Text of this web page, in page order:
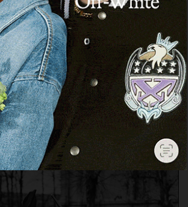
Chi non l’ha mai fatto?C’è chi mi
“Vecchioni”, ché Becciu è
i poeti improvvisatori se ne davano di
per le rime. Come i due ozieresi,
prima generazione: Cubeddu e
diminutivo di cuba, allude quindi a una […]
Facebook
WhatsApp
Telegram
EmailThreads